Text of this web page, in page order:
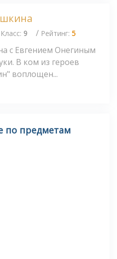
Класс: 9 / Рейтинг: 5
с Евгением Онегиным
В ком из героев
воплощен...
по предметам